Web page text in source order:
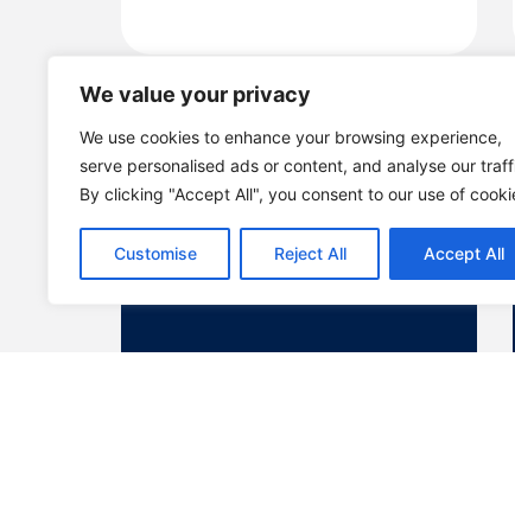
We value your privacy
We use cookies to enhance your browsing experience,
serve personalised ads or content, and analyse our
By clicking "Accept All", you consent to our use of
Customise Reject All Accept All